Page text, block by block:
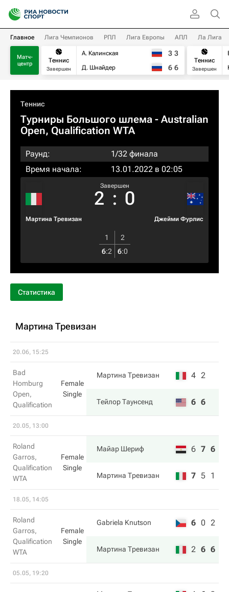
Главное Лига Чемпионов РПЛ Лига Европы АПЛ Ла Лига
Матч-
центр
Теннис
Завершен
А. Калинская
Д. Шнайдер
3 3
6 6
Теннис
Завершен
Теннис
Турниры Большого шлема - Australian
Open, Qualification WTA
Раунд:
1/32 финала
Время начала:
13.01.2022 в 02:05
Мартина Тревизан
Завершен
2 : 0
Джейми Фурлис
1
2
6:2 6:0
Статистика
Мартина Тревизан
20.06, 15:25
Bad
Homburg
Open,
Qualification
Female
Single
Мартина Тревизан 4 2
Тейлор Таунсенд 6 6
20.05, 13:00
Roland
Garros,
Qualification
WTA
Female
Single
Майар Шериф 6 7 6
Мартина Тревизан 7 5 1
18.05, 14:05
Roland
Garros,
Qualification
WTA
Female
Single
Gabriela Knutson 6 0 2
Мартина Тревизан 2 6 6
05.05, 19:20